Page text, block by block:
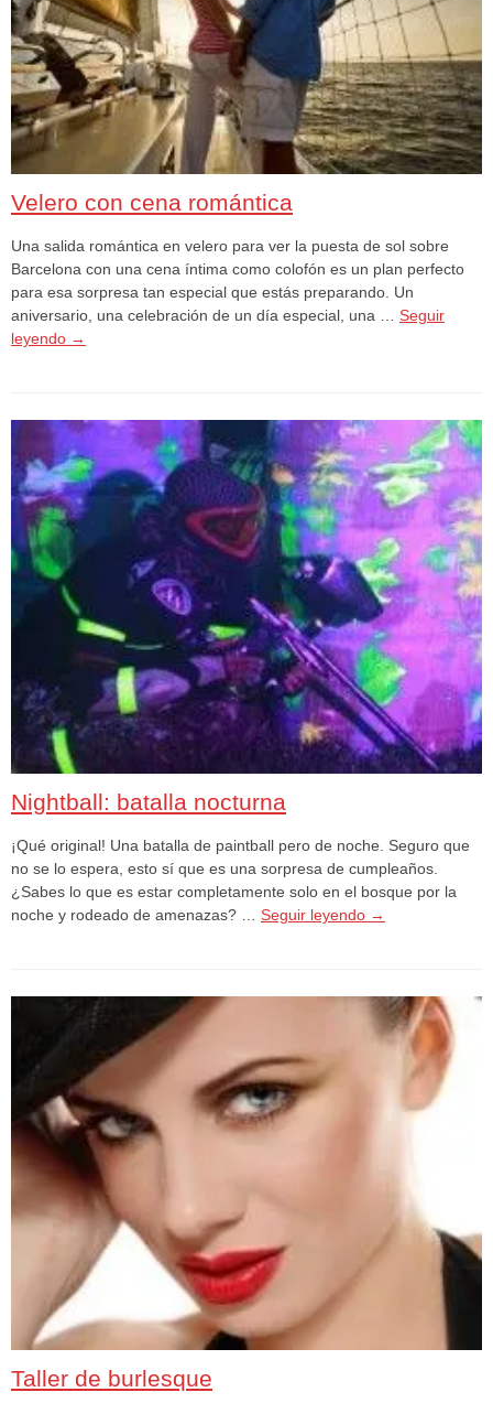
Velero con cena romántica
Una salida romántica en velero para ver la puesta de sol sobre
Barcelona con una cena íntima como colofón es un plan perfecto
para esa sorpresa tan especial que estás preparando. Un
aniversario, una celebración de un día especial, una … Seguir
leyendo →
Nightball: batalla nocturna
¡Qué original! Una batalla de paintball pero de noche. Seguro que
no se lo espera, esto sí que es una sorpresa de cumpleaños.
¿Sabes lo que es estar completamente solo en el bosque por la
noche y rodeado de amenazas? … Seguir leyendo →
Taller de burlesque